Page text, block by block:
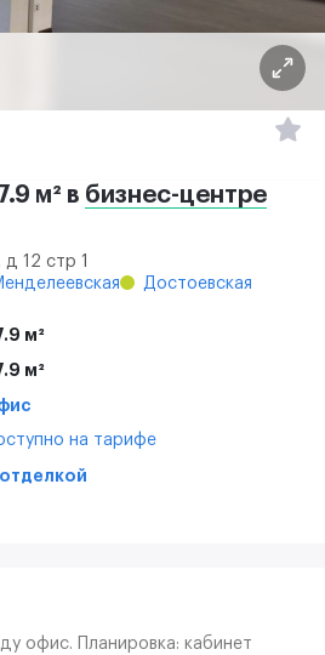
м² в бизнес-центре
12 стр 1
Достоевская
м²
м²
на тарифе
офис. Планировка: кабинет